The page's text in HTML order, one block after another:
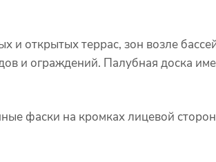
и открытых террас, зон возле
и ограждений. Палубная доска
фаски на кромках лицевой